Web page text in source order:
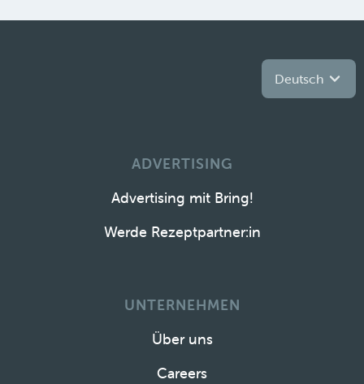
Deutsch
ADVERTISING
Advertising mit Bring!
Werde Rezeptpartner:in
UNTERNEHMEN
Über uns
Careers